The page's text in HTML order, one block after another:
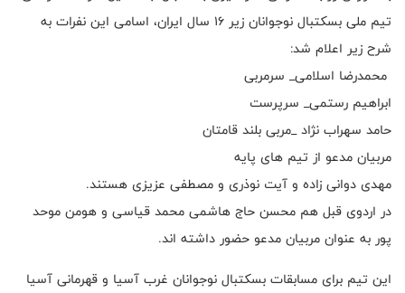
تیم ملی بسکتبال نوجوانان زیر ۱۶ سال ایران، اسامی این نفرات به
شرح زیر اعلام شد:
محمدرضا اسلامی_ سرمربی
ابراهیم رستمی_ سرپرست
حامد سهراب نژاد _مربی بلند قامتان
مربیان مدعو از تیم های پایه
مهدی دوانی زاده و آیت نوذری و مصطفی عزیزی هستند.
در اردوی قبل هم محسن حاج هاشمی محمد قیاسی و هومن موحد
پور به عنوان مربیان مدعو حضور داشته اند.
این تیم برای مسابقات بسکتبال نوجوانان غرب آسیا و قهرمانی آسیا